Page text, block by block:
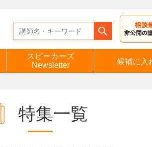
スピーカーズ
Newsletter
候補に入
特集一覧